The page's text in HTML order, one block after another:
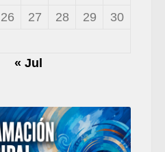
26 27 28 29
30
« Jul